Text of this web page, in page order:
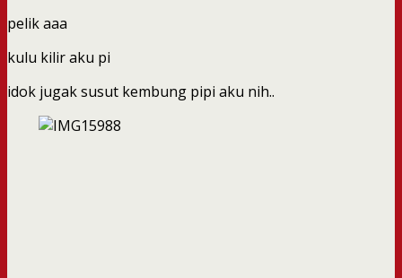
pelik aaa
kulu kilir aku pi
idok jugak susut kembung pipi aku nih..